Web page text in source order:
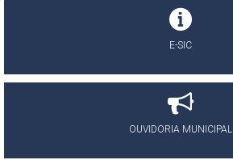
E-SIC
OUVIDORIA MUNICIPAL